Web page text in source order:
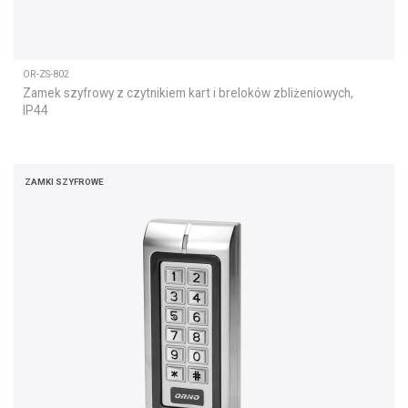
OR-ZS-802
Zamek szyfrowy z czytnikiem kart i breloków zbliżeniowych,
IP44
ZAMKI SZYFROWE